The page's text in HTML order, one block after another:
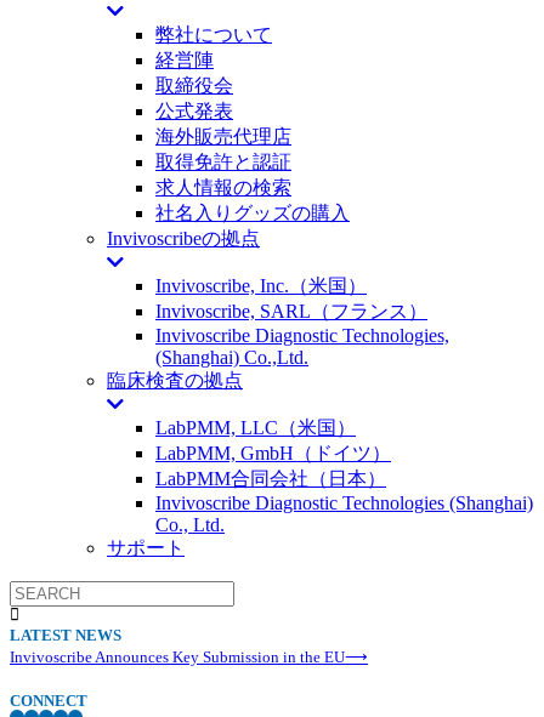
弊社について
経営陣
取締役会
公式発表
海外販売代理店
取得免許と認証
求人情報の検索
社名入りグッズの購入
Invivoscribeの拠点
Invivoscribe, Inc.（米国）
Invivoscribe, SARL（フランス）
Invivoscribe Diagnostic Technologies,
(Shanghai) Co.,Ltd.
臨床検査の拠点
LabPMM, LLC（米国）
LabPMM, GmbH（ドイツ）
LabPMM合同会社（日本）
Invivoscribe Diagnostic Technologies (Shanghai)
Co., Ltd.
サポート
LATEST NEWS
Invivoscribe Announces Key Submission in the EU⟶
CONNECT